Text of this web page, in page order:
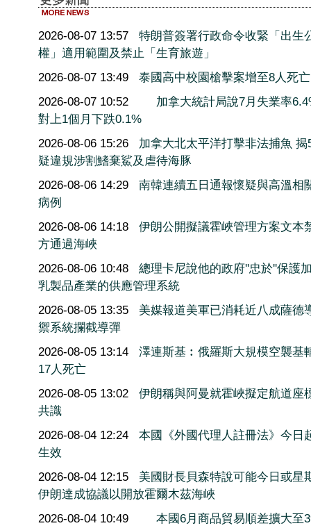
2026-08-07 13:57
特朗普簽署行政命令收緊「出生
權」適用範圍及禁止「生育旅遊」
2026-08-07 13:49
泰國高中校園槍擊案增至8人死亡
2026-08-07 10:52
加拿大統計局說7月失業率
對上1個月下跌0.1%
2026-08-06 15:26
加拿大北太平洋打擊非法捕魚 揭
疑違規涉割鰭棄鯊及虐待海豚
2026-08-06 14:29
南韓連續五日通報懷疑與高溫相
病例
2026-08-06 14:18
伊朗公開擬議霍峽管理方案文本
方通過海峽
2026-08-06 10:48
總理卡尼說他的政府''忠於''保護
乳製品產業的供應管理系統
2026-08-05 13:35
美媒報道美軍已消耗近八成薩德
禦系統攔截導彈
2026-08-05 13:14
澤連斯基︰俄羅斯大規模空襲基
17人死亡
2026-08-05 13:02
伊朗稱與阿曼就霍峽擬定航道座
共識
2026-08-04 12:24
本國《外國代理人註冊法》今日
生效
2026-08-04 12:15
美國財長貝森特說可能今日或星
伊朗達成協議以開放霍爾木茲海峽
2026-08-04 10:49
本國6月商品貿易順差擴大至